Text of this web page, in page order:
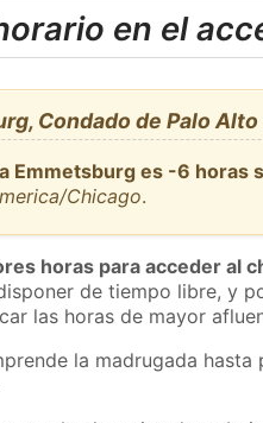
en el
Condado de Palo
Emmetsburg es -6 horas
Chicago.
horas para acceder al
de tiempo libre, y
las horas de mayor
la madrugada